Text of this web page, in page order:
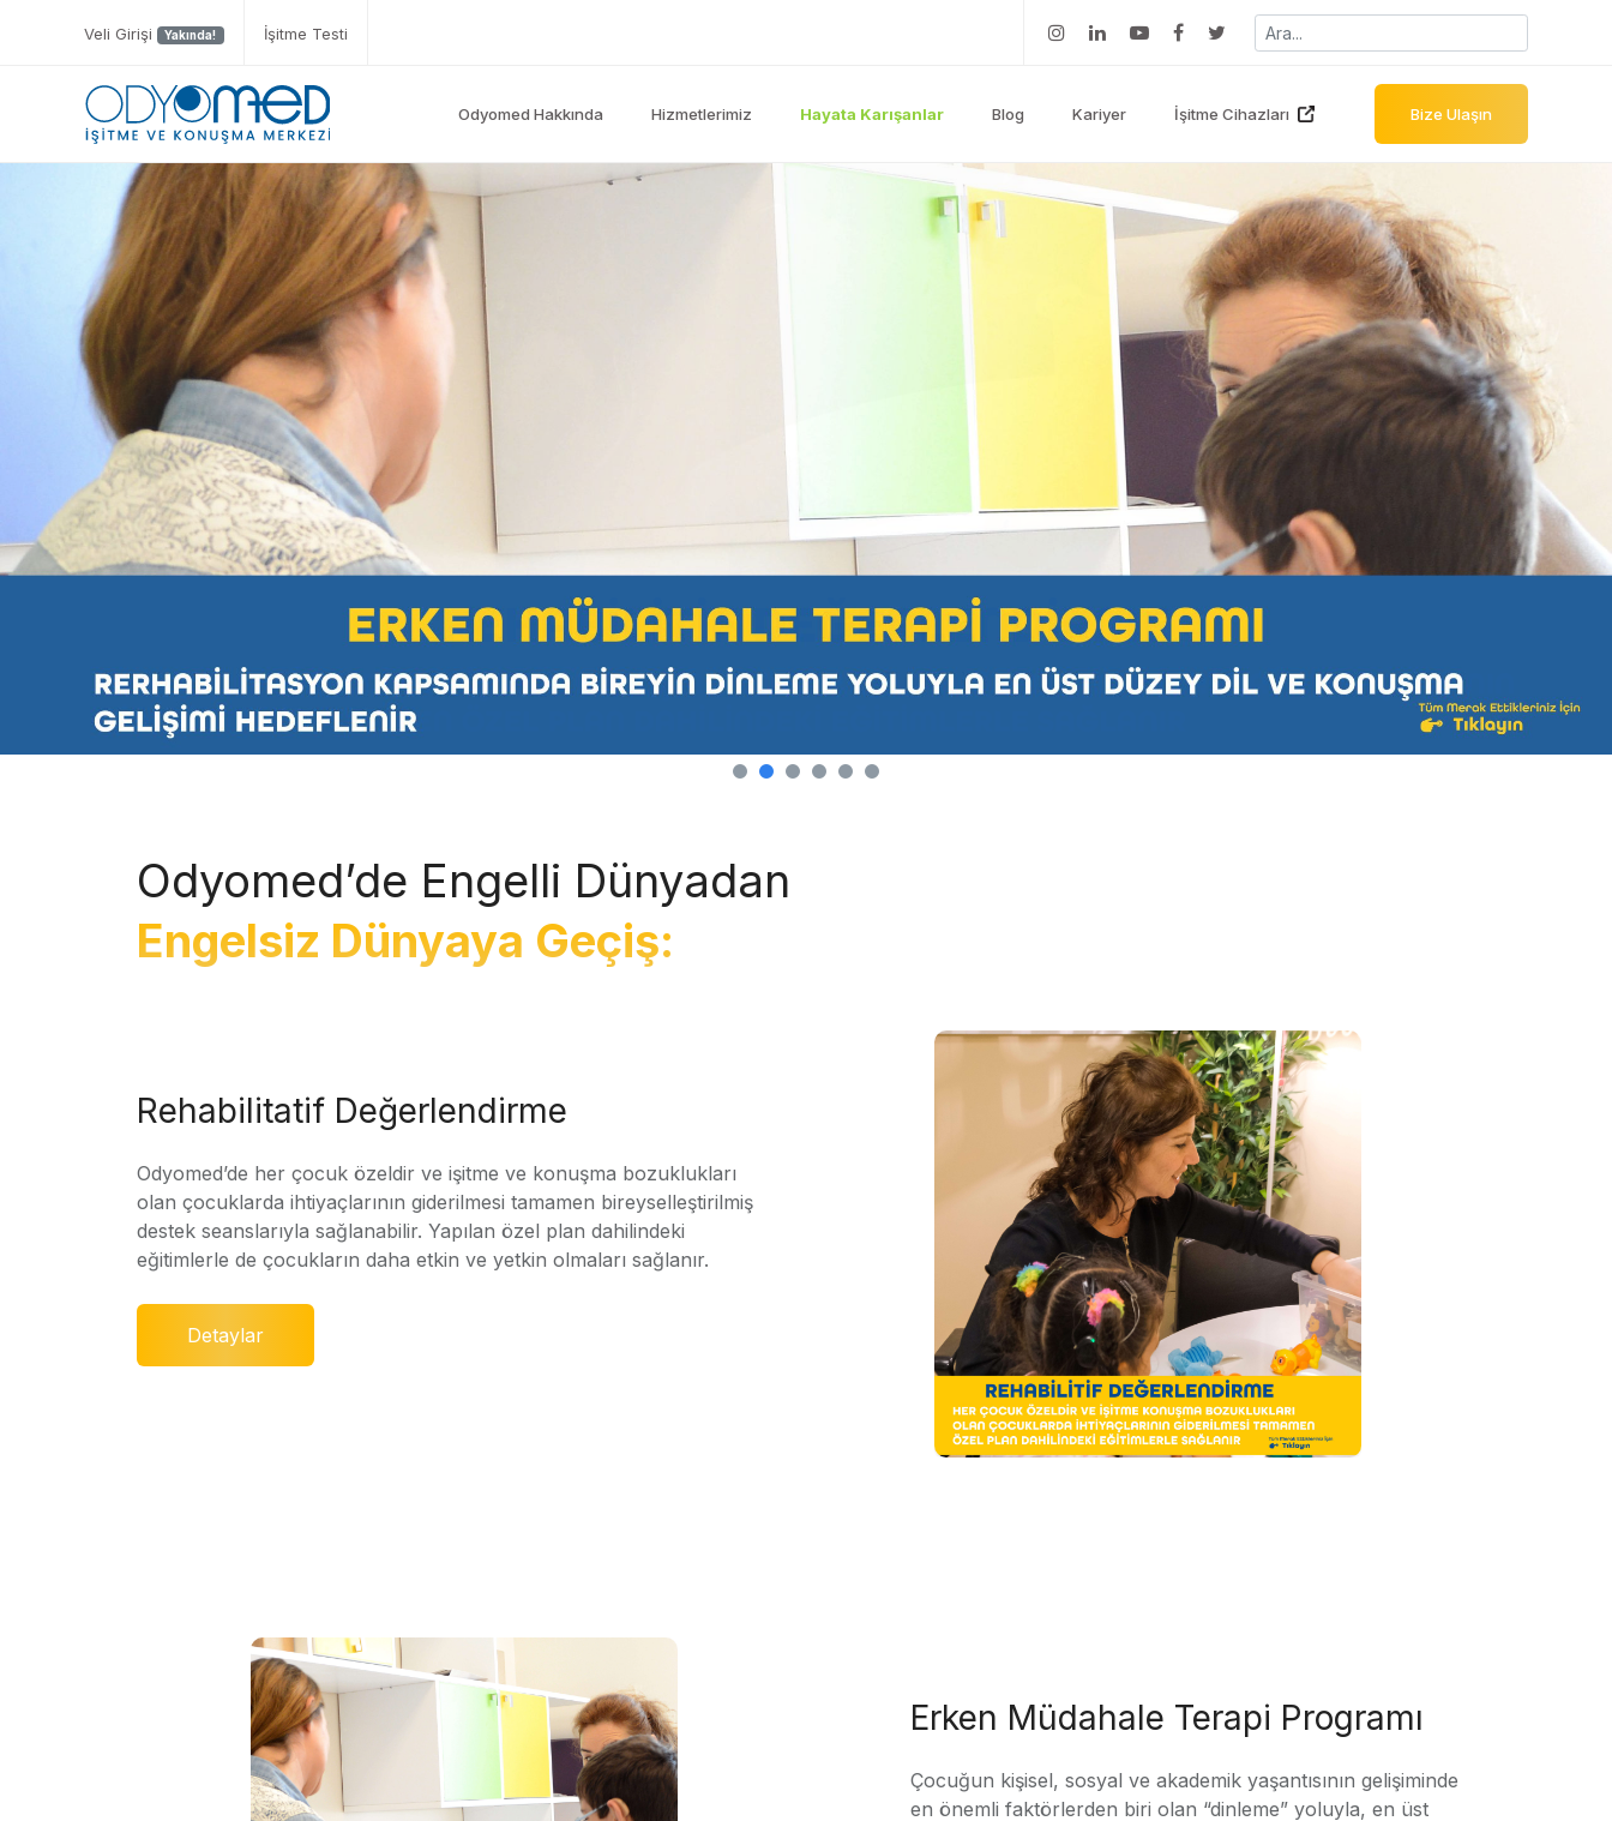
Veli Girişi Yakında! İşitme Testi
Odyomed Hakkında Hizmetlerimiz Hayata Karışanlar Blog Kariyer İşitme Cihazları Bize Ulaşın
Odyomed’de Engelli Dünyadan
Engelsiz Dünyaya Geçiş:
Rehabilitatif Değerlendirme
Odyomed’de her çocuk özeldir ve işitme ve konuşma bozuklukları
olan çocuklarda ihtiyaçlarının giderilmesi tamamen bireyselleştirilmiş
destek seanslarıyla sağlanabilir. Yapılan özel plan dahilindeki
eğitimlerle de çocukların daha etkin ve yetkin olmaları sağlanır.
Detaylar
Erken Müdahale Terapi Programı
Çocuğun kişisel, sosyal ve akademik yaşantısının gelişiminde
en önemli faktörlerden biri olan “dinleme” yoluyla, en üst